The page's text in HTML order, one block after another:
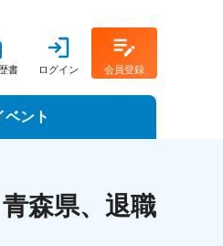
書 ログイン 会員登録
ベント
森県、退職